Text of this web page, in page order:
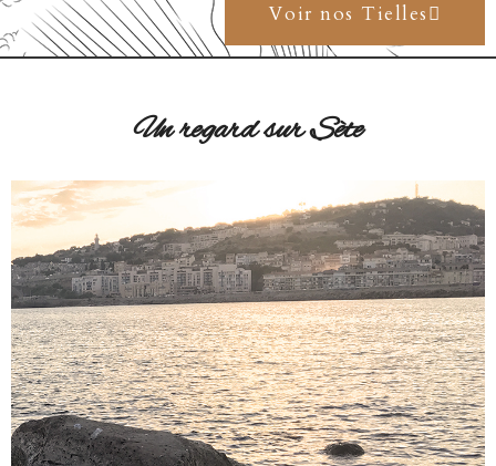
Voir nos Tielles
Un regard sur Sète